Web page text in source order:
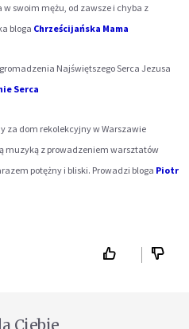
swoim mężu, od zawsze i chyba z
bloga Chrześcijańska Mama
Najświętszego Serca Jezusa
Serca
za dom rekolekcyjny w Warszawie
muzyką z prowadzeniem warsztatów
potężny i bliski. Prowadzi bloga Piotr